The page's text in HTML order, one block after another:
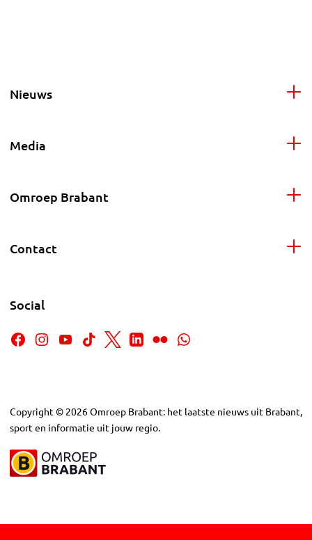
Nieuws
Media
Omroep Brabant
Contact
Social
Copyright © 2026Omroep Brabant: het laatste nieuws uit Brabant,
sport en informatie uit jouw regio.